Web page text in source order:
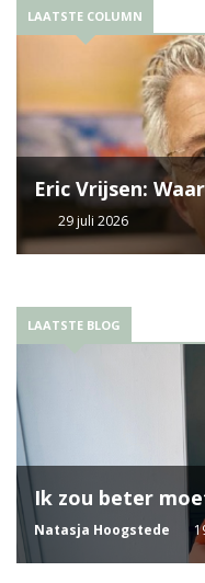
LAATSTE COLUMN
Eric Vrijsen:
29 juli 2026
LAATSTE BLOG
Ik zou beter
Natasja Hoogstede